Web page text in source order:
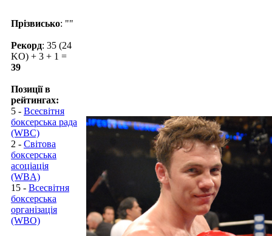
Прізвисько: ""
Рекорд: 35 (24
KO) + 3 + 1 =
39
Позиції в
рейтингах:
5 - Всесвітня
боксерська рада
(WBC)
2 - Світова
боксерська
асоціація
(WBA)
15 - Всесвітня
боксерська
організація
(WBO)